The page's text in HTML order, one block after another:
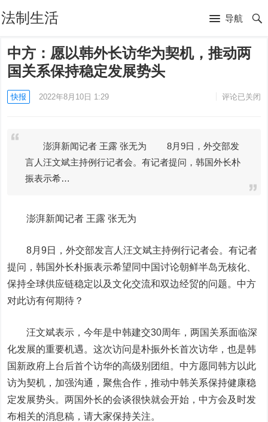
法制生活 导航
中方：愿以韩外长访华为契机，推动两
国关系保持稳定发展势头
快报 2022年8月10日 1:29 评论已关闭
澎湃新闻记者 王露 张无为 8月9日，外交部发
言人汪文斌主持例行记者会。有记者提问，韩国外长朴
振表示希…
澎湃新闻记者 王露 张无为
8月9日，外交部发言人汪文斌主持例行记者会。有记者
提问，韩国外长朴振表示希望同中国讨论朝鲜半岛无核化、
保持全球供应链稳定以及文化交流和双边经贸的问题。中方
对此访有何期待？
汪文斌表示，今年是中韩建交30周年，两国关系面临深
化发展的重要机遇。这次访问是朴振外长首次访华，也是韩
国新政府上台后首个访华的高级别团组。中方愿同韩方以此
访为契机，加强沟通，聚焦合作，推动中韩关系保持健康稳
定发展势头。两国外长的会谈很快就会开始，中方会及时发
布相关的消息稿，请大家保持关注。